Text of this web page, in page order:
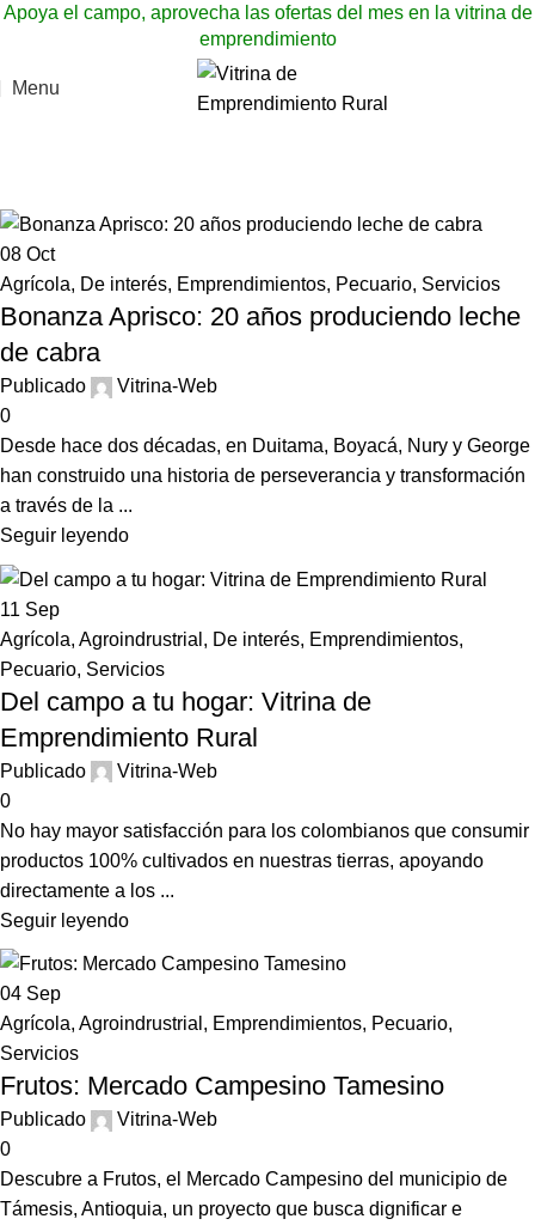
Apoya el campo, aprovecha las ofertas del mes en la vitrina de
emprendimiento
Menu
08 Oct
Agrícola, De interés, Emprendimientos, Pecuario, Servicios
Bonanza Aprisco: 20 años produciendo leche
de cabra
Publicado
Vitrina-Web
0
Desde hace dos décadas, en Duitama, Boyacá, Nury y George
han construido una historia de perseverancia y transformación
a través de la ...
Seguir leyendo
11 Sep
Agrícola, Agroindrustrial , De interés, Emprendimientos,
Pecuario, Servicios
Del campo a tu hogar: Vitrina de
Emprendimiento Rural
Publicado
Vitrina-Web
0
No hay mayor satisfacción para los colombianos que consumir
productos 100% cultivados en nuestras tierras, apoyando
directamente a los ...
Seguir leyendo
04 Sep
Agrícola, Agroindrustrial , Emprendimientos, Pecuario,
Servicios
Frutos: Mercado Campesino Tamesino
Publicado
Vitrina-Web
0
Descubre a Frutos, el Mercado Campesino del municipio de
Támesis, Antioquia, un proyecto que busca dignificar e